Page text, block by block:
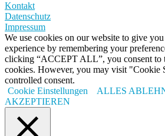
Kontakt
Datenschutz
Impressum
We use cookies on our website to give
experience by remembering your
clicking “ACCEPT ALL”, you consent to
cookies. However, you may visit "Cookie
controlled consent.
Cookie Einstellungen
ALLES
AKZEPTIEREN